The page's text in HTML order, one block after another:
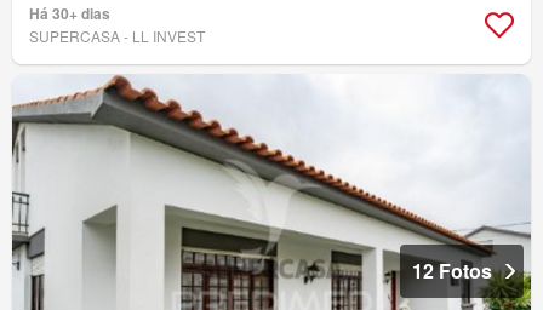
Há 30+ dias
SUPERCASA - LL INVEST
12 Fotos